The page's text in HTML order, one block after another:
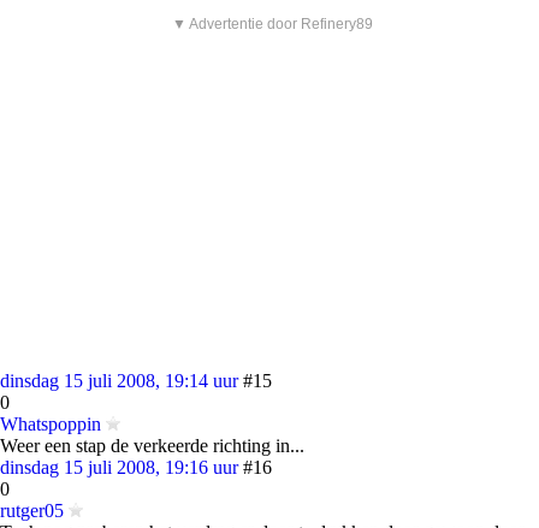
▼ Advertentie door Refinery89
dinsdag 15 juli 2008, 19:14 uur #15
0
Whatspoppin
Weer een stap de verkeerde richting in...
dinsdag 15 juli 2008, 19:16 uur #16
0
rutger05